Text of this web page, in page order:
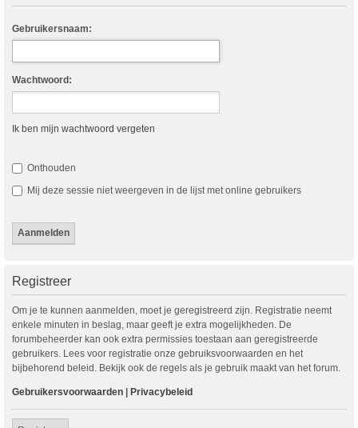
Gebruikersnaam:
Wachtwoord:
Ik ben mijn wachtwoord vergeten
Onthouden
Mij deze sessie niet weergeven in de lijst met online gebruikers
Registreer
Om je te kunnen aanmelden, moet je geregistreerd zijn. Registratie neemt
enkele minuten in beslag, maar geeft je extra mogelijkheden. De
forumbeheerder kan ook extra permissies toestaan aan geregistreerde
gebruikers. Lees voor registratie onze gebruiksvoorwaarden en het
bijbehorend beleid. Bekijk ook de regels als je gebruik maakt van het forum.
Gebruikersvoorwaarden | Privacybeleid